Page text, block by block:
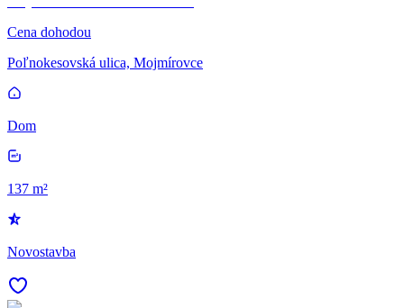
Cena dohodou
Poľnokesovská ulica, Mojmírovce
Dom
137 m²
Novostavba